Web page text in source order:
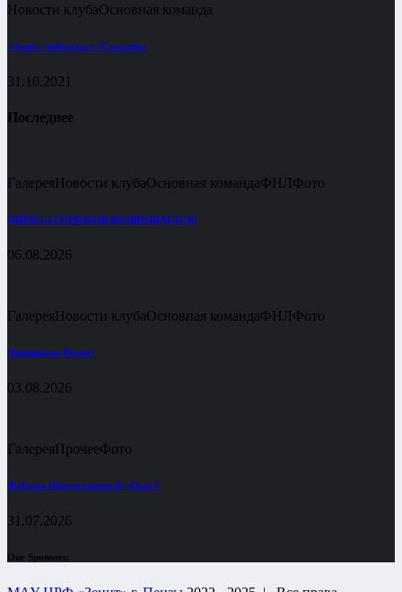
Новости клубаОсновная команда
«Зенит» побеждает «Сахалин»
31.10.2021
Последнее
ГалереяНовости клубаОсновная командаФНЛФото
КИРИЛЛ ГОРБАТОВ ВОЗВРАЩАЕТСЯ!
06.08.2026
ГалереяНовости клубаОсновная командаФНЛФото
Принимаем Волну!
03.08.2026
ГалереяПрочееФото
Выборы Председателя футбола !
31.07.2026
Our Sponsors: